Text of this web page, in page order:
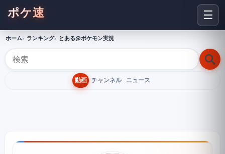
☰
ポケ速
ホーム ランキング とある@ポケモン実況
動画 チャンネル ニュース